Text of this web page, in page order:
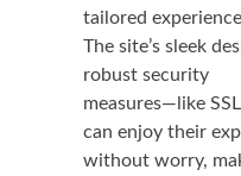
tailored
The site’s sleek
robust security
measures—like
can enjoy their
without worry,